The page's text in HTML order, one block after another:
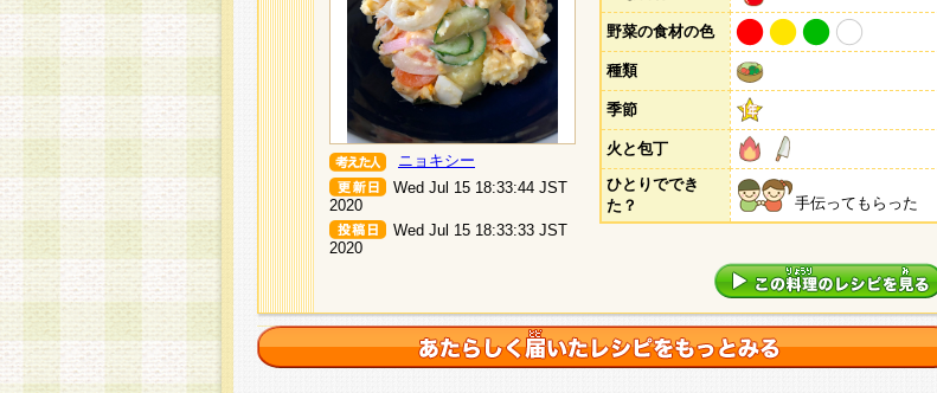
ニョキシー
Wed Jul 15 18:33:44 JST
2020
Wed Jul 15 18:33:33 JST
2020
野菜の食材の色
種類
季節
火と包丁
ひとりででき
た？
手伝ってもらった